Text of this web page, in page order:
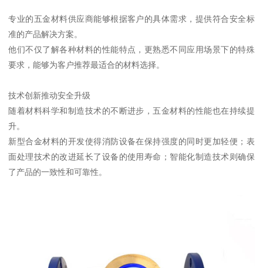
专业的五金材料供应商能够根据客户的具体需求，提供符合安全标
准的产品解决方案。
他们不仅了解各种材料的性能特点，更熟悉不同应用场景下的特殊
要求，能够为客户推荐最适合的材料选择。
技术创新推动安全升级
随着材料科学和制造技术的不断进步，五金材料的性能也在持续提
升。
新型合金材料的开发使得消防设备在保持强度的同时更加轻便；表
面处理技术的改进延长了设备的使用寿命；智能化制造技术则确保
了产品的一致性和可靠性。